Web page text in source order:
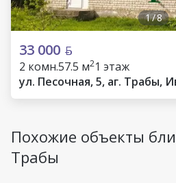
1/8
33 000
2 комн.57.5 м21 этаж
ул. Песочная, 5, аг. Трабы,
Похожие объекты
Трабы